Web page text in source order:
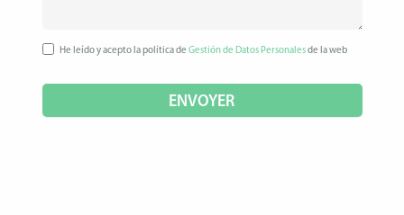
He leído y acepto la política deGestión de Datos Personalesde la web